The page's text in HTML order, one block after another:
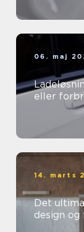
06. maj
eller
14. marts
Det
design